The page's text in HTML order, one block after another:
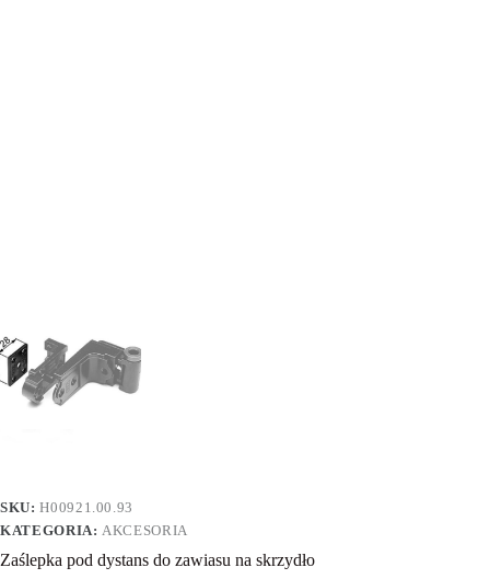
SKU:H00921.00.93
KATEGORIA: AKCESORIA
Zaślepka pod dystans do zawiasu na skrzydło